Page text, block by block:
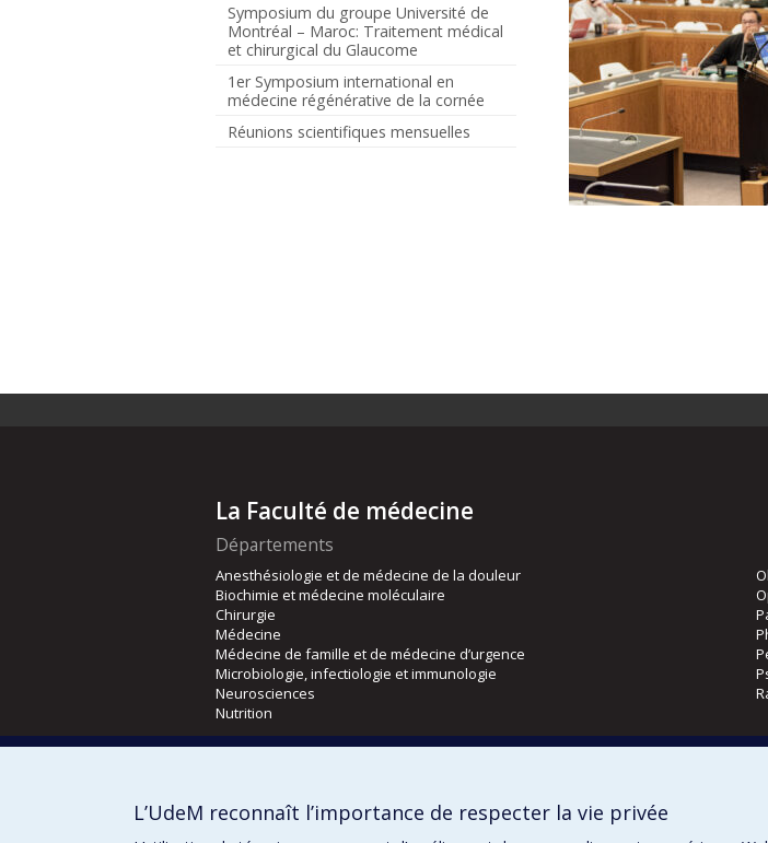
Symposium du groupe Université de
Montréal – Maroc: Traitement médical
et chirurgical du Glaucome
1er Symposium international en
médecine régénérative de la cornée
Réunions scientifiques mensuelles
La Faculté de médecine
Départements
Anesthésiologie et de médecine de la douleur
Biochimie et médecine moléculaire
Chirurgie
Médecine
Médecine de famille et de médecine d’urgence
Microbiologie, infectiologie et immunologie
Neurosciences
Nutrition
Orthophonie et audiologie
L’UdeM reconnaît l’importance de respecter la vie privée